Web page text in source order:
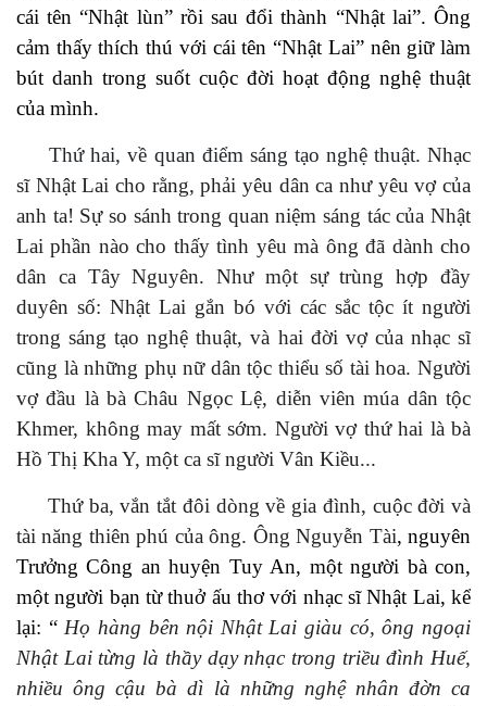
cái tên “Nhật lùn” rồi sau đổi thành “Nhật lai”. Ông
cảm thấy thích thú với cái tên “Nhật Lai” nên giữ làm
bút danh trong suốt cuộc đời hoạt động nghệ thuật
của mình.
Thứ hai, về quan điểm sáng tạo nghệ thuật. Nhạc
sĩ Nhật Lai cho rằng,phải yêu dân ca như yêu vợ của
anh ta! Sự so sánh trong quan niệm sáng tác của Nhật
Lai phần nào cho thấy tình yêumà ông đã dành cho
dân ca Tây Nguyên. Như một sự trùng hợp đầy
duyên số: Nhật Lai gắn bó với các sắc tộc ít người
trong sáng tạo nghệ thuật,và hai đời vợ của nhạc sĩ
cũng là những phụ nữ dân tộc thiểu số tài hoa.Người
vợ đầu là bà Châu Ngọc Lệ, diễn viên múa dân tộc
Khmer, không may mất sớm. Người vợ thứ hai là bà
Hồ Thị Kha Y, một ca sĩ người Vân Kiều...
Thứ ba, vắn tắt đôi dòng về gia đình, cuộc đời và
tài năng thiên phú của ông. Ông Nguyễn Tài, nguyên
Trưởng Công an huyện Tuy An, một người bà con,
một người bạn từ thuở ấu thơ với nhạc sĩNhật Lai, kể
lại: “Họ hàng bên nội Nhật Laigiàu có,ông ngoại
Nhật Lai từng là thầy dạy nhạc trong triều đình Huế,
nhiều ông cậu bà dì là những nghệ nhân đờn ca